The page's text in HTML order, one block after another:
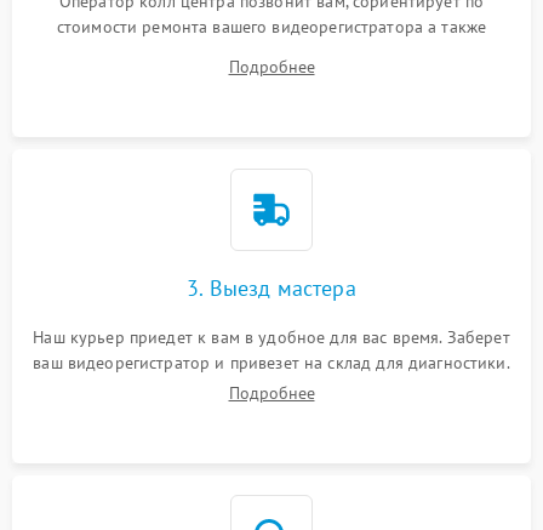
стоимости ремонта вашего видеорегистратора а также
Подробнее
3. Выезд мастера
Наш курьер приедет к вам в удобное для вас время. Заберет
ваш видеорегистратор и привезет на склад для диагностики.
Подробнее